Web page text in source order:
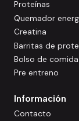
Proteínas
Quemador
Creatina
Barritas de
Bolso de comida
Pre entreno
Información
Contacto